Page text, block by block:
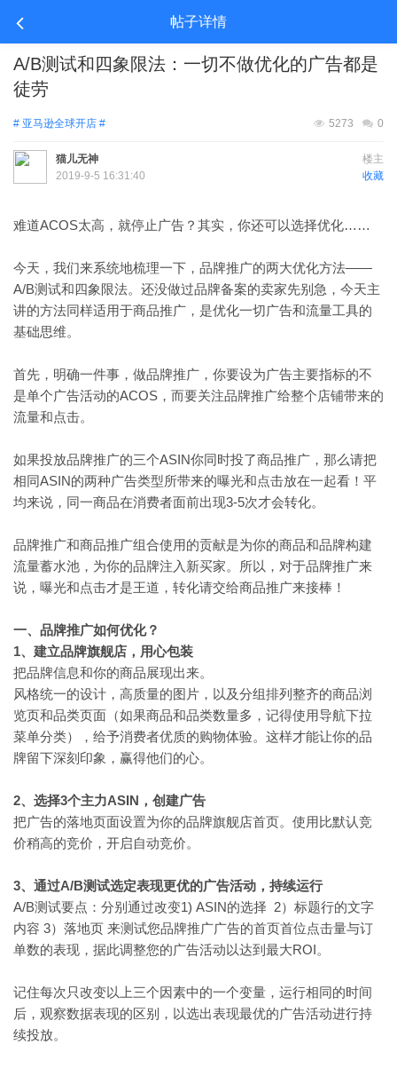
帖子详情
A/B测试和四象限法：一切不做优化的广告都是
徒劳
# 亚马逊全球开店 # 0
5273
楼主
猫儿无神
收藏
2019-9-5 16:31:40
难道ACOS太高，就停止广告？其实，你还可以选择优化……
今天，我们来系统地梳理一下，品牌推广的两大优化方法——
A/B测试和四象限法。还没做过品牌备案的卖家先别急，今天主
讲的方法同样适用于商品推广，是优化一切广告和流量工具的
基础思维。
首先，明确一件事，做品牌推广，你要设为广告主要指标的不
是单个广告活动的ACOS，而要关注品牌推广给整个店铺带来的
流量和点击。
如果投放品牌推广的三个ASIN你同时投了商品推广，那么请把
相同ASIN的两种广告类型所带来的曝光和点击放在一起看！平
均来说，同一商品在消费者面前出现3-5次才会转化。
品牌推广和商品推广组合使用的贡献是为你的商品和品牌构建
流量蓄水池，为你的品牌注入新买家。所以，对于品牌推广来
说，曝光和点击才是王道，转化请交给商品推广来接棒！
一、品牌推广如何优化？
1、建立品牌旗舰店，用心包装
把品牌信息和你的商品展现出来。
风格统一的设计，高质量的图片，以及分组排列整齐的商品浏
览页和品类页面（如果商品和品类数量多，记得使用导航下拉
菜单分类），给予消费者优质的购物体验。这样才能让你的品
牌留下深刻印象，赢得他们的心。
2、选择3个主力ASIN，创建广告
把广告的落地页面设置为你的品牌旗舰店首页。使用比默认竞
价稍高的竞价，开启自动竞价。
3、通过A/B测试选定表现更优的广告活动，持续运行
A/B测试要点：分别通过改变1) ASIN的选择 2）标题行的文字
内容 3）落地页 来测试您品牌推广广告的首页首位点击量与订
单数的表现，据此调整您的广告活动以达到最大ROI。
记住每次只改变以上三个因素中的一个变量，运行相同的时间
后，观察数据表现的区别，以选出表现最优的广告活动进行持
续投放。